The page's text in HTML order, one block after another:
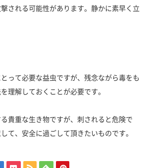
される可能性があります。静かに素早く立
って必要な益虫ですが、残念ながら毒をも
理解しておくことが必要です。
貴重な生き物ですが、刺されると危険で
て、安全に過ごして頂きたいものです。